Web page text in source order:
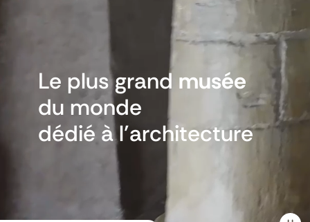
Le plus grand musée
du monde
dédié àl’architecture